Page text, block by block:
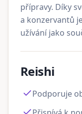
přípravy. Díky
a konzervantů
užívání jako
Reishi
Podporuje